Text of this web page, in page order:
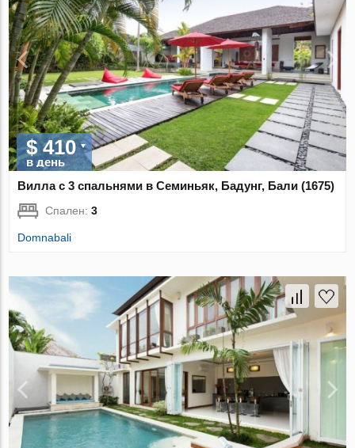
$ 410
в день
Вилла с 3 спальнями в Семиньяк, Бадунг, Бали (1675)
Спален:3
Domnabali